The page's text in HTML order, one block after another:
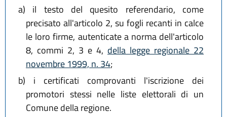
a) il testo del quesito referendario, come
precisato all'articolo 2, su fogli recanti in calce
le loro firme, autenticate a norma dell'articolo
8, commi 2, 3 e 4, della legge regionale 22
novembre 1999, n. 34;
b) i certificati comprovanti l'iscrizione dei
promotori stessi nelle liste elettorali di un
Comune della regione.